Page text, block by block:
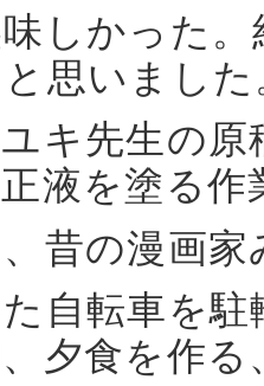
しかった
思いまし
キ先生の
液を塗る作
、昔の漫画
自転車を
夕食を作る